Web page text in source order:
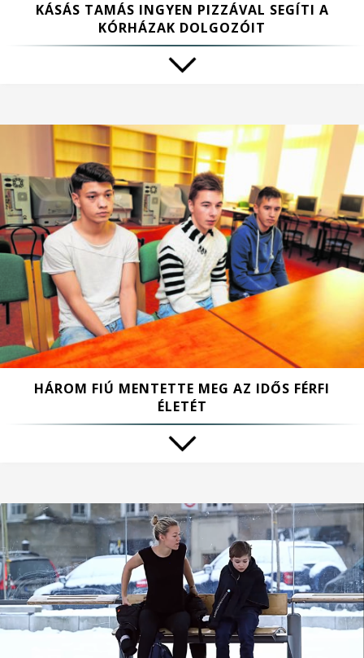
KÁSÁS TAMÁS INGYEN PIZZÁVAL SEGÍTI A
KÓRHÁZAK DOLGOZÓIT
HÁROM FIÚ MENTETTE MEG AZ IDŐS FÉRFI
ÉLETÉT